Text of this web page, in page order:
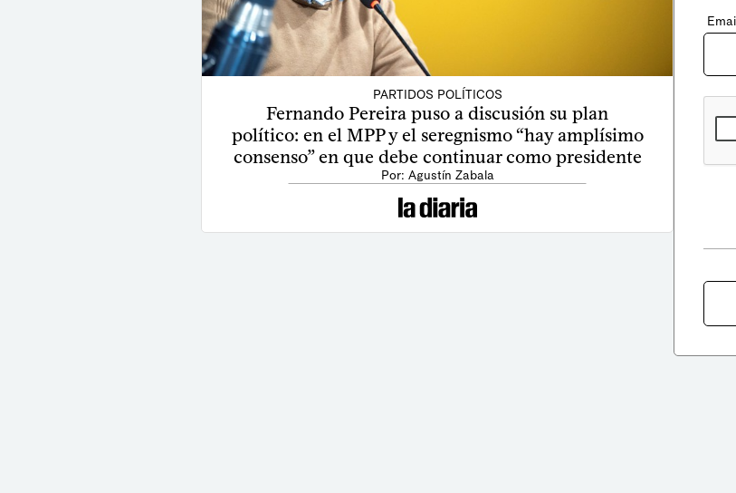
PARTIDOS POLÍTICOS
Fernando Pereira puso a discusión su plan
político: en el MPP y el seregnismo “hay amplísimo
consenso” en que debe continuar como presidente
Por: Agustín Zabala